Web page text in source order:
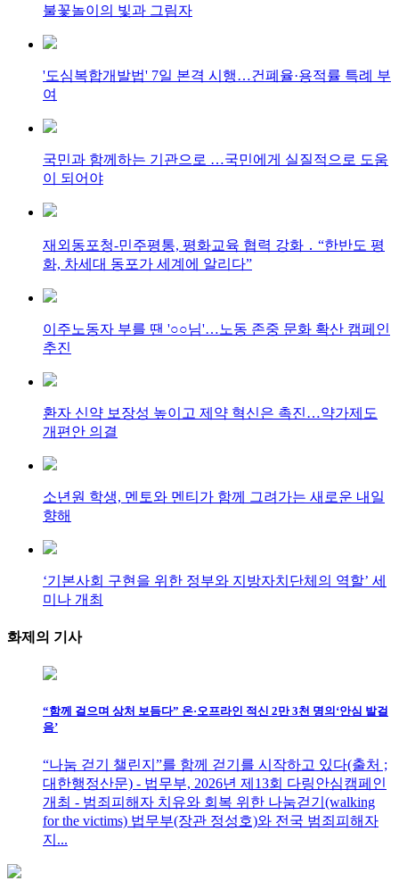
불꽃놀이의 빛과 그림자
'도심복합개발법' 7일 본격 시행…건폐율·용적률 특례 부
여
국민과 함께하는 기관으로 …국민에게 실질적으로 도움
이 되어야
재외동포청-민주평통, 평화교육 협력 강화 ․ “한반도 평
화, 차세대 동포가 세계에 알리다”
이주노동자 부를 땐 '○○님'…노동 존중 문화 확산 캠페인
추진
환자 신약 보장성 높이고 제약 혁신은 촉진…약가제도
개편안 의결
소년원 학생, 멘토와 멘티가 함께 그려가는 새로운 내일
향해
‘기본사회 구현을 위한 정부와 지방자치단체의 역할’ 세
미나 개최
화제의 기사
“함께 걸으며 상처 보듬다” 온·오프라인 적신 2만 3천 명의‘안심 발걸
음’
“나눔 걷기 챌린지”를 함께 걷기를 시작하고 있다(출처 ;
대한행정산문) - 법무부, 2026년 제13회 다링안심캠페인
개최 - 범죄피해자 치유와 회복 위한 나눔걷기(walking
for the victims) 법무부(장관 정성호)와 전국 범죄피해자
지...